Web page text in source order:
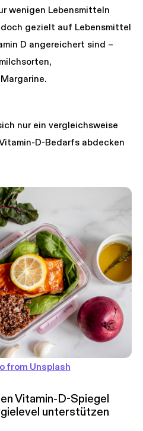
wenigen Lebensmitteln
gezielt auf Lebensmittel
D angereichert sind –
nur ein vergleichsweise
D-Bedarfs abdecken
from Unsplash
Vitamin-D-Spiegel
unterstützen